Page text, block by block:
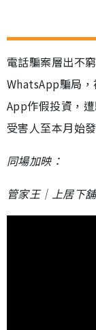
電話騙案層出不
WhatsApp騙局
App作假投資，
受害人至本月始
同場加映：
管家王｜上居下